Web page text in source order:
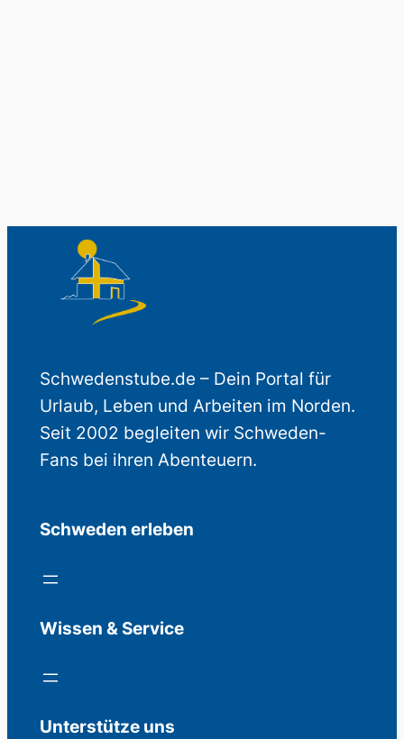
Schwedenstube.de – Dein Portal für
Urlaub, Leben und Arbeiten im Norden.
Seit 2002 begleiten wir Schweden-
Fans bei ihren Abenteuern.
Schweden erleben
Wissen & Service
Unterstütze uns